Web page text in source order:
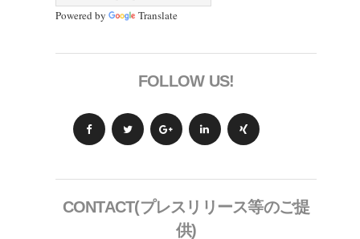
Powered by Translate
FOLLOW US!
CONTACT(プレスリリース等のご提
供)